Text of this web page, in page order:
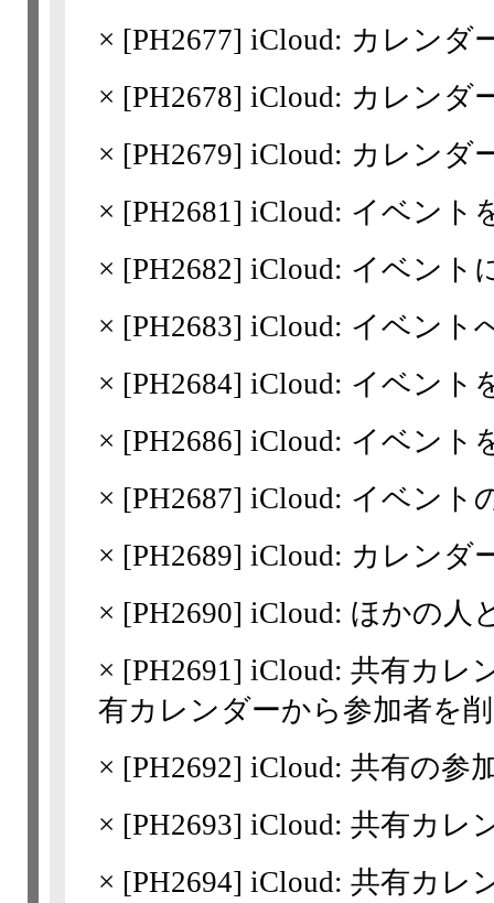
× [PH2677] iCloud: カレンダ
× [PH2678] iCloud: カレンダ
× [PH2679] iCloud: カレンダ
× [PH2681] iCloud: イベント
× [PH2682] iCloud: イベント
× [PH2683] iCloud: イベント
× [PH2684] iCloud: イベント
× [PH2686] iCloud: イベント
× [PH2687] iCloud: イベント
× [PH2689] iCloud: カレンダ
× [PH2690] iCloud: ほかの人
× [PH2691] iCloud: 共有カレ
有カレンダーから参加者を
× [PH2692] iCloud: 共有の参
× [PH2693] iCloud: 共有カレ
× [PH2694] iCloud: 共有カレ